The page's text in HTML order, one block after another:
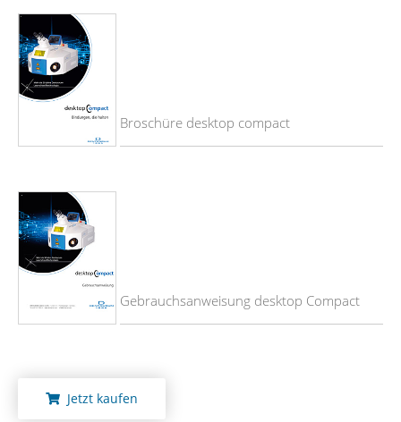
Broschüre desktop compact
Gebrauchsanweisung desktop Compact
Jetzt kaufen